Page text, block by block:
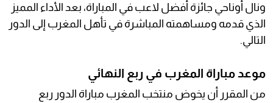
ونال أوناحي جائزة أفضل لاعب في المباراة، بعد الأداء المميز
الذي قدمه ومساهمته المباشرة في تأهل المغرب إلى الدور
التالي.
موعد مباراة المغرب في ربع النهائي
من المقرر أن يخوض منتخب المغرب مباراة الدور ربع